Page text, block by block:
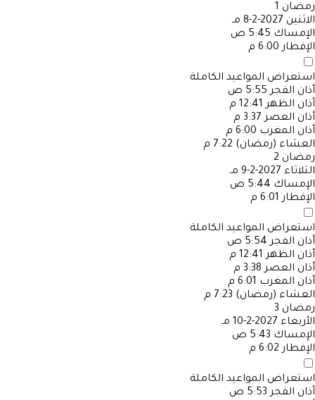
رمضان 1
الاثنين 2027-2-8 مـ
الإمساك 5:45 ص
الإفطار 6:00 م
استعراض المواعيد الكاملة
أذان الفجر 5:55 ص
أذان الظهر 12:41 م
أذان العصر 3:37 م
أذان المغرب 6:00 م
العشاء (رمضان) 7:22 م
رمضان 2
الثلاثاء 2027-2-9 مـ
الإمساك 5:44 ص
الإفطار 6:01 م
استعراض المواعيد الكاملة
أذان الفجر 5:54 ص
أذان الظهر 12:41 م
أذان العصر 3:38 م
أذان المغرب 6:01 م
العشاء (رمضان) 7:23 م
رمضان 3
الأربعاء 2027-2-10 مـ
الإمساك 5:43 ص
الإفطار 6:02 م
استعراض المواعيد الكاملة
أذان الفجر 5:53 ص